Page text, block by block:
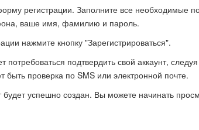
регистрации. Заполните все необходимые
ваше имя, фамилию и пароль.
нажмите кнопку "Зарегистрироваться".
подтвердить свой аккаунт,
проверка по SMS или электронной почте.
успешно создан. Вы можете начинать